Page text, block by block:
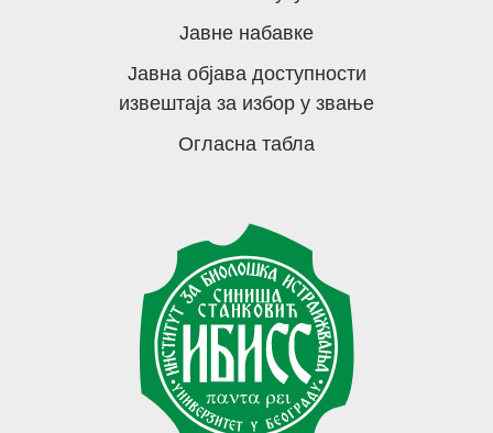
Јавне набавке
Јавна објава доступности
извештаја за избор у звање
Огласна табла